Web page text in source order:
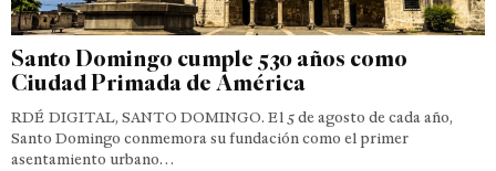
Santo Domingo cumple 530 años como
Ciudad Primada de América
RDÉ DIGITAL, SANTO DOMINGO. El 5 de agosto de cada año,
Santo Domingo conmemora su fundación como el primer
asentamiento urbano…